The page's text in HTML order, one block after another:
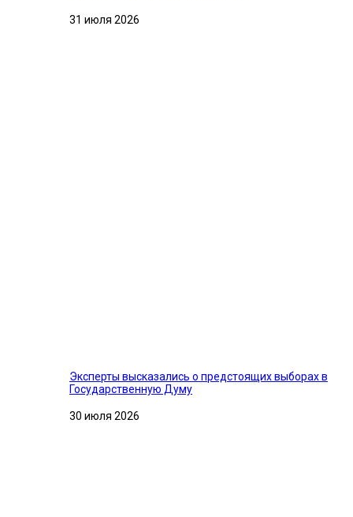
31 июля 2026
Эксперты высказались о предстоящих выборах в
Государственную Думу
30 июля 2026